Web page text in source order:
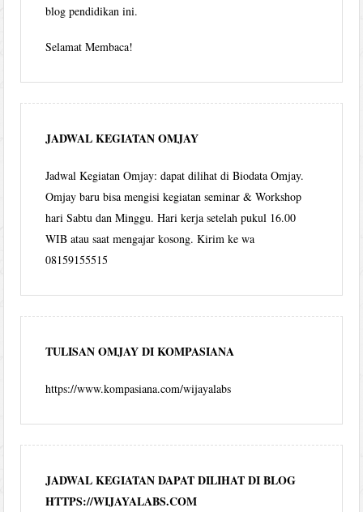
blog pendidikan ini.
Selamat Membaca!
JADWAL KEGIATAN OMJAY
Jadwal Kegiatan Omjay: dapat dilihat di Biodata Omjay.
Omjay baru bisa mengisi kegiatan seminar & Workshop
hari Sabtu dan Minggu. Hari kerja setelah pukul 16.00
WIB atau saat mengajar kosong. Kirim ke wa
08159155515
TULISAN OMJAY DI KOMPASIANA
https://www.kompasiana.com/wijayalabs
JADWAL KEGIATAN DAPAT DILIHAT DI BLOG
HTTPS://WIJAYALABS.COM